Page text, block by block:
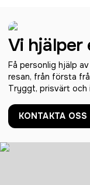
Vi hjälper
Få personlig hjälp
resan, från första
Tryggt, prisvärt och
KONTAKTA OSS